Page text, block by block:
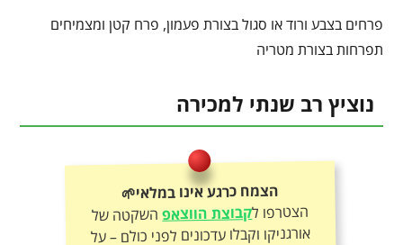
פרחים בצבע ורוד או סגול בצורת פעמון, פרח קטן ומצמיחים
תפרחות בצורת מטריה
נוציץ רב שנתי למכירה
הצמח כרגע אינו במלאי🌱
הצטרפו לקבוצת הווצאפהשקטה של
אורגניקו וקבלו עדכונים לפני כולם – על